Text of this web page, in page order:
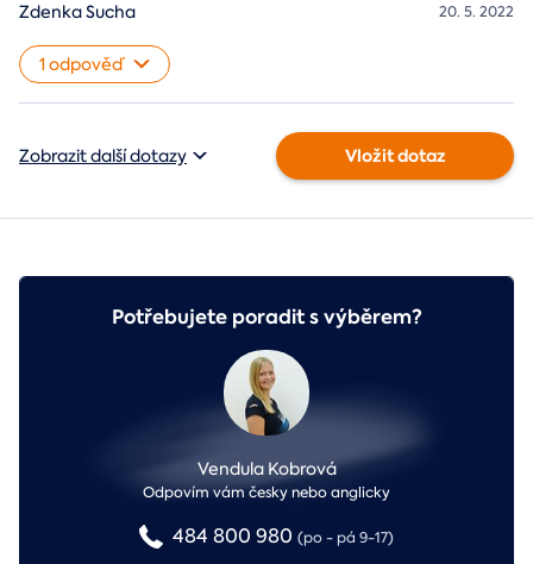
20. 5. 2022
Zdenka Sucha
1 odpověď
Zobrazit další dotazy Vložit dotaz
Potřebujete poradit s výběrem?
Vendula Kobrová
Odpovím vám česky nebo anglicky
484 800 980 (po - pá 9-17)